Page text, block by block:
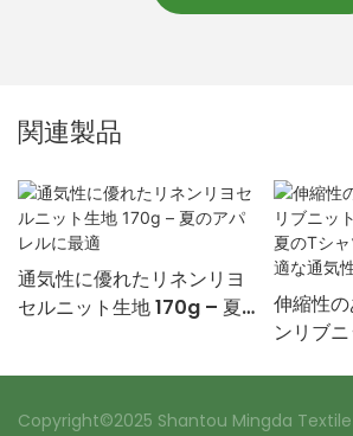
関連製品
通気性に優れたリネンリヨ
セルニット生地 170g – 夏
伸縮性
ンリブ
Copyright©2025 Shantou Mingda